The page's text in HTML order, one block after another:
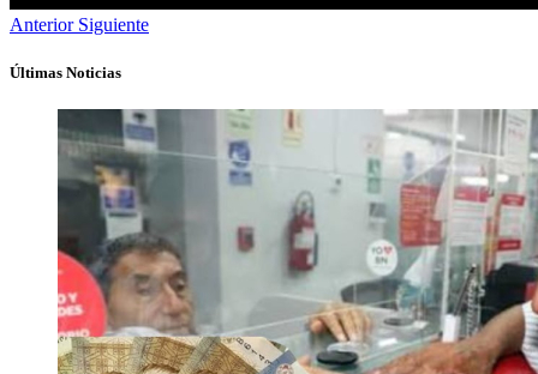
Anterior Siguiente
Últimas Noticias